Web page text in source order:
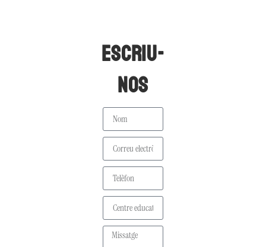
ESCRIU-
NOS